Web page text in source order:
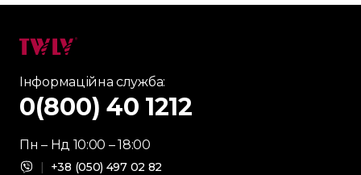
Інформаційна служба:
0(800) 40 1212
Пн – Нд 10:00 – 18:00
| +38 (050) 497 02 82